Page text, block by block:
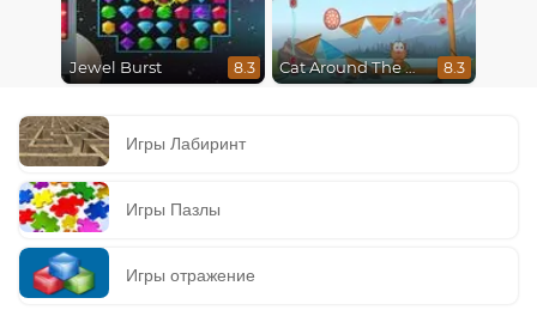
Jewel Burst 8.3 Cat Around The World 8.3
Игры Лабиринт
Игры Пазлы
Игры отражение